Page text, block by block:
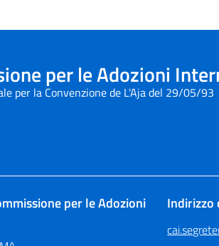
per le Adozioni
per la Convenzione de L'Aja del 29/05/93
per le Adozioni
Indirizzo